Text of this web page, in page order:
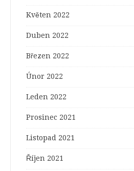
Květen 2022
Duben 2022
Březen 2022
Únor 2022
Leden 2022
Prosinec 2021
Listopad 2021
Říjen 2021